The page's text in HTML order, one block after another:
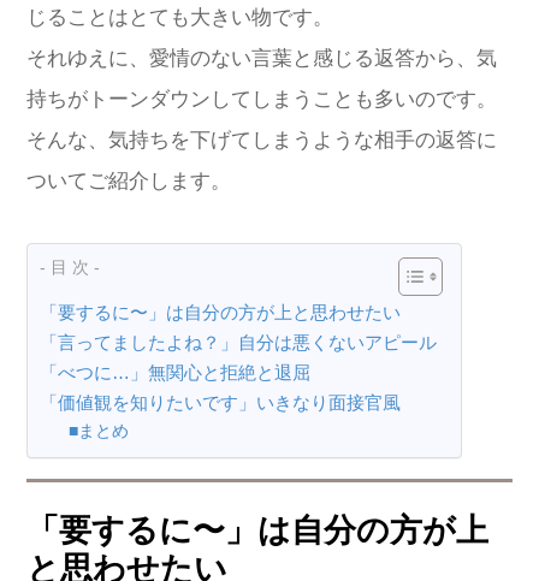
じることはとても大きい物です。
それゆえに、愛情のない言葉と感じる返答から、気
持ちがトーンダウンしてしまうことも多いのです。
そんな、気持ちを下げてしまうような相手の返答に
ついてご紹介します。
- 目 次 -
「要するに〜」は自分の方が上と思わせたい
「言ってましたよね？」自分は悪くないアピール
「べつに…」無関心と拒絶と退屈
「価値観を知りたいです」いきなり面接官風
■まとめ
「要するに〜」は自分の方が上
と思わせたい